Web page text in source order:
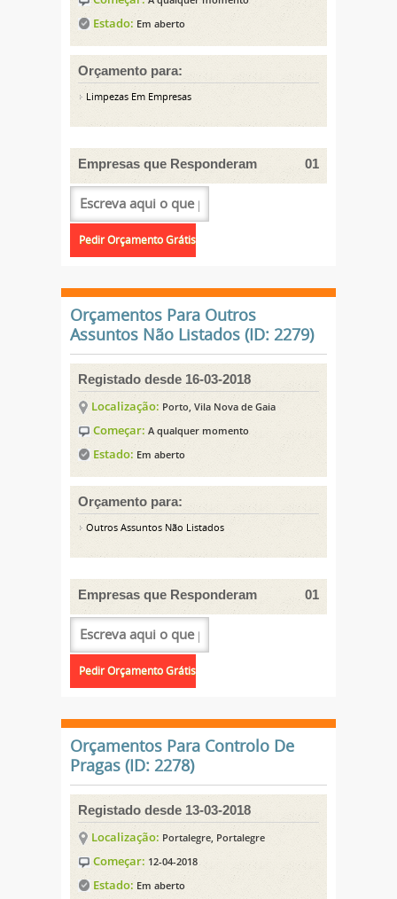
Estado: Em aberto
Orçamento para:
Limpezas Em Empresas
Empresas que Responderam 01
Orçamentos Para Outros
Assuntos Não Listados (ID: 2279)
Registado desde 16-03-2018
Localização: Porto, Vila Nova de Gaia
Começar: A qualquer momento
Estado: Em aberto
Orçamento para:
Outros Assuntos Não Listados
Empresas que Responderam 01
Orçamentos Para Controlo De
Pragas (ID: 2278)
Registado desde 13-03-2018
Localização: Portalegre, Portalegre
Começar: 12-04-2018
Estado: Em aberto